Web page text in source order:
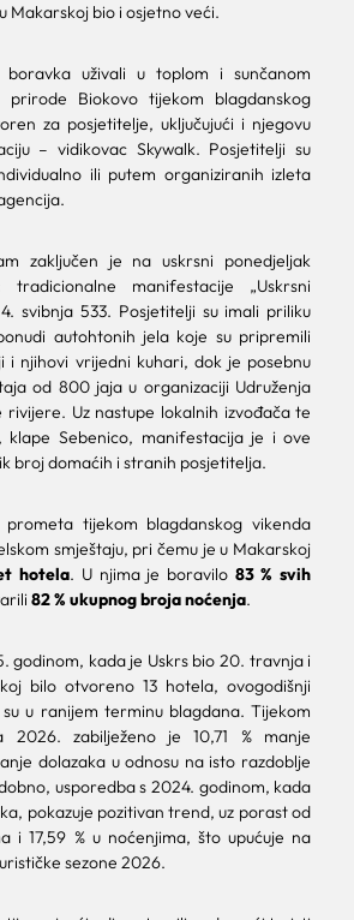
Makarskoj bio i osjetno veći.
uživali u toplom i sunčanom
Biokovo tijekom blagdanskog
za posjetitelje, uključujući i njegovu
– vidikovac Skywalk. Posjetitelji su
ili putem organiziranih izleta
zaključen je na uskrsni ponedjeljak
tradicionalne manifestacije „Uskrsni
svibnja 533. Posjetitelji su imali priliku
autohtonih jela koje su pripremili
i njihovi vrijedni kuhari, dok je posebnu
od 800 jaja u organizaciji Udruženja
Uz nastupe lokalnih izvođača te
klape Sebenico, manifestacija je i ove
broj domaćih i stranih posjetitelja.
tijekom blagdanskog vikenda
smještaju, pri čemu je u Makarskoj
hotela. U njima je boravilo 83 % svih
82 % ukupnog broja noćenja.
godinom, kada je Uskrs bio 20. travnja i
bilo otvoreno 13 hotela, ovogodišnji
u ranijem terminu blagdana. Tijekom
2026. zabilježeno je 10,71 % manje
dolazaka u odnosu na isto razdoblje
usporedba s 2024. godinom, kada
pokazuje pozitivan trend, uz porast od
i 17,59 % u noćenjima, što upućuje na
sezone 2026.